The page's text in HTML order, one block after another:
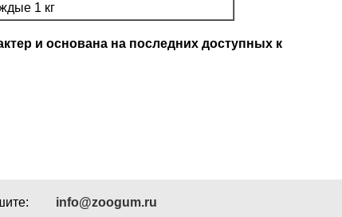
1 кг
и основана на последних доступных к
info@zoogum.ru